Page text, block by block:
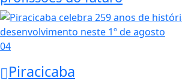
04
Piracicaba